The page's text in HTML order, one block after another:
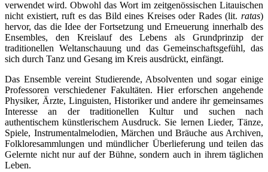
verwendet wird. Obwohl das Wort im zeitgenössischen Litauischen
nicht existiert, ruft es das Bild eines Kreises oder Rades (lit. ratas)
hervor, das die Idee der Fortsetzung und Erneuerung innerhalb des
Ensembles, den Kreislauf des Lebens als Grundprinzip der
traditionellen Weltanschauung und das Gemeinschaftsgefühl, das
sich durch Tanz und Gesang im Kreis ausdrückt, einfängt.
Das Ensemble vereint Studierende, Absolventen und sogar einige
Professoren verschiedener Fakultäten. Hier erforschen angehende
Physiker, Ärzte, Linguisten, Historiker und andere ihr gemeinsames
Interesse an der traditionellen Kultur und suchen nach
authentischem künstlerischem Ausdruck. Sie lernen Lieder, Tänze,
Spiele, Instrumentalmelodien, Märchen und Bräuche aus Archiven,
Folkloresammlungen und mündlicher Überlieferung und teilen das
Gelernte nicht nur auf der Bühne, sondern auch in ihrem täglichen
Leben.